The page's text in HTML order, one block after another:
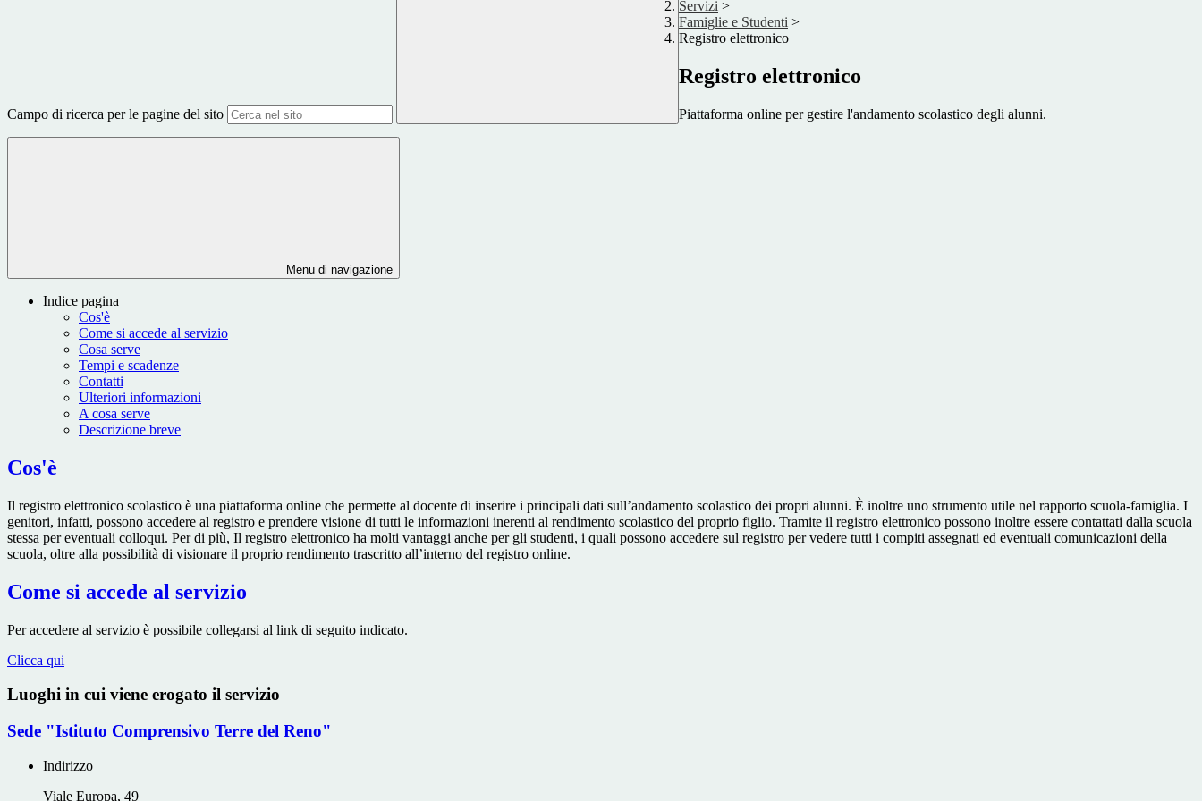
Campo di ricerca per le pagine del sito
Servizi >
Famiglie e Studenti >
Registro elettronico
Registro elettronico
Piattaforma online per gestire l'andamento scolastico degli alunni.
Menu di navigazione
Indice pagina
Cos'è
Come si accede al servizio
Cosa serve
Tempi e scadenze
Contatti
Ulteriori informazioni
A cosa serve
Descrizione breve
Cos'è
Il registro elettronico scolastico è una piattaforma online che permette al docente di inserire i principali dati sull’andamento scolastico dei propri alunni. È inoltre uno strumento utile nel rapporto scuola-famiglia. I
genitori, infatti, possono accedere al registro e prendere visione di tutti le informazioni inerenti al rendimento scolastico del proprio figlio. Tramite il registro elettronico possono inoltre essere contattati dalla scuola
stessa per eventuali colloqui. Per di più, Il registro elettronico ha molti vantaggi anche per gli studenti, i quali possono accedere sul registro per vedere tutti i compiti assegnati ed eventuali comunicazioni della
scuola, oltre alla possibilità di visionare il proprio rendimento trascritto all’interno del registro online.
Come si accede al servizio
Per accedere al servizio è possibile collegarsi al link di seguito indicato.
Clicca qui
Luoghi in cui viene erogato il servizio
Sede "Istituto Comprensivo Terre del Reno"
Indirizzo
Viale Europa, 49